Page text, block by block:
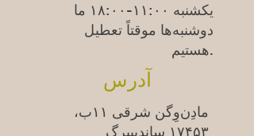
یکشنبه ۱۱:۰۰-۱۸:۰۰
ما
دوشنبه‌ها موقتاً تعطیل
هستیم.
آدرس
مادِن‌وِگن شرقی ۱۱ب،
۱۷۴۵۳ ساندبیبرگ